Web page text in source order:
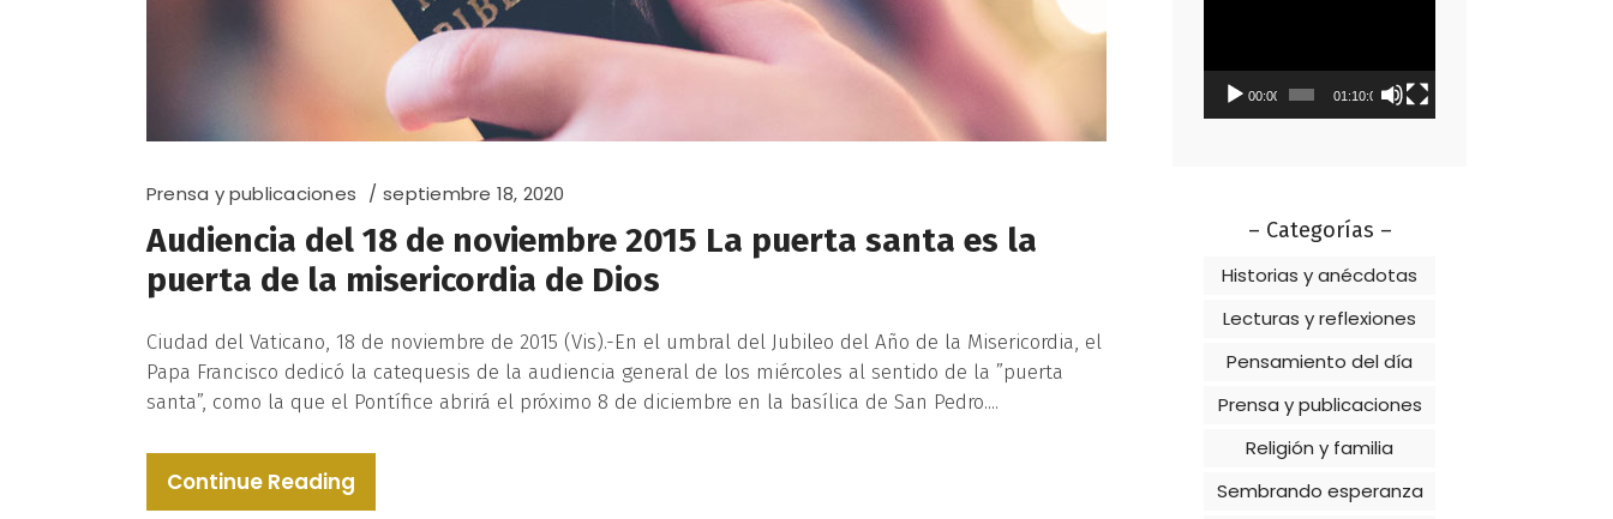
Prensa y publicaciones septiembre 18, 2020
Audiencia del 18 de noviembre 2015 La puerta santa es la
puerta de la misericordia de Dios
Ciudad del Vaticano, 18 de noviembre de 2015 (Vis).-En el umbral del Jubileo del Año de la Misericordia, el
Papa Francisco dedicó la catequesis de la audiencia general de los miércoles al sentido de la ”puerta
santa”, como la que el Pontífice abrirá el próximo 8 de diciembre en la basílica de San Pedro.
Continue Reading
00:00 01:10:01
– Categorías –
Historias y anécdotas
Lecturas y reflexiones
Pensamiento del día
Prensa y publicaciones
Religión y familia
Sembrando esperanza